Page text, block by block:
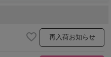
再入荷お知らせ